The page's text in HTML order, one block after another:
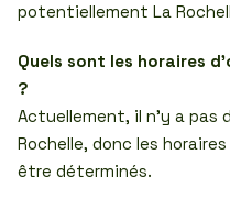
potentiellement La
Quels sont les horaires
?
Actuellement, il n’y a pas
Rochelle, donc les
être déterminés.